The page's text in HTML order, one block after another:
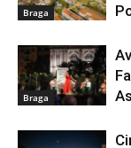
Braga
Braga